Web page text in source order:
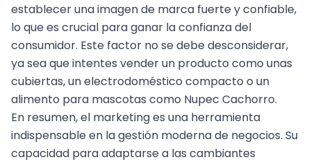
establecer una imagen de marca fuerte y confiable,
lo que es crucial para ganar la confianza del
consumidor. Este factor no se debe desconsiderar,
ya sea que intentes vender un producto como unas
cubiertas, un electrodoméstico compacto o un
alimento para mascotas como Nupec Cachorro.
En resumen, el marketing es una herramienta
indispensable en la gestión moderna de negocios. Su
capacidad para adaptarse a las cambiantes